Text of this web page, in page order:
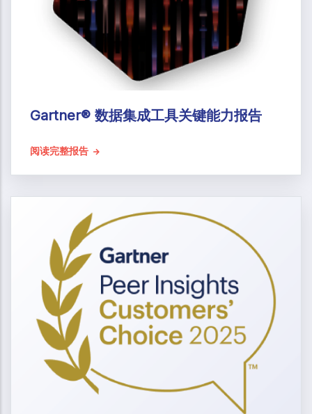
Gartner® 数据集成工具关键能力报告
阅读完整报告